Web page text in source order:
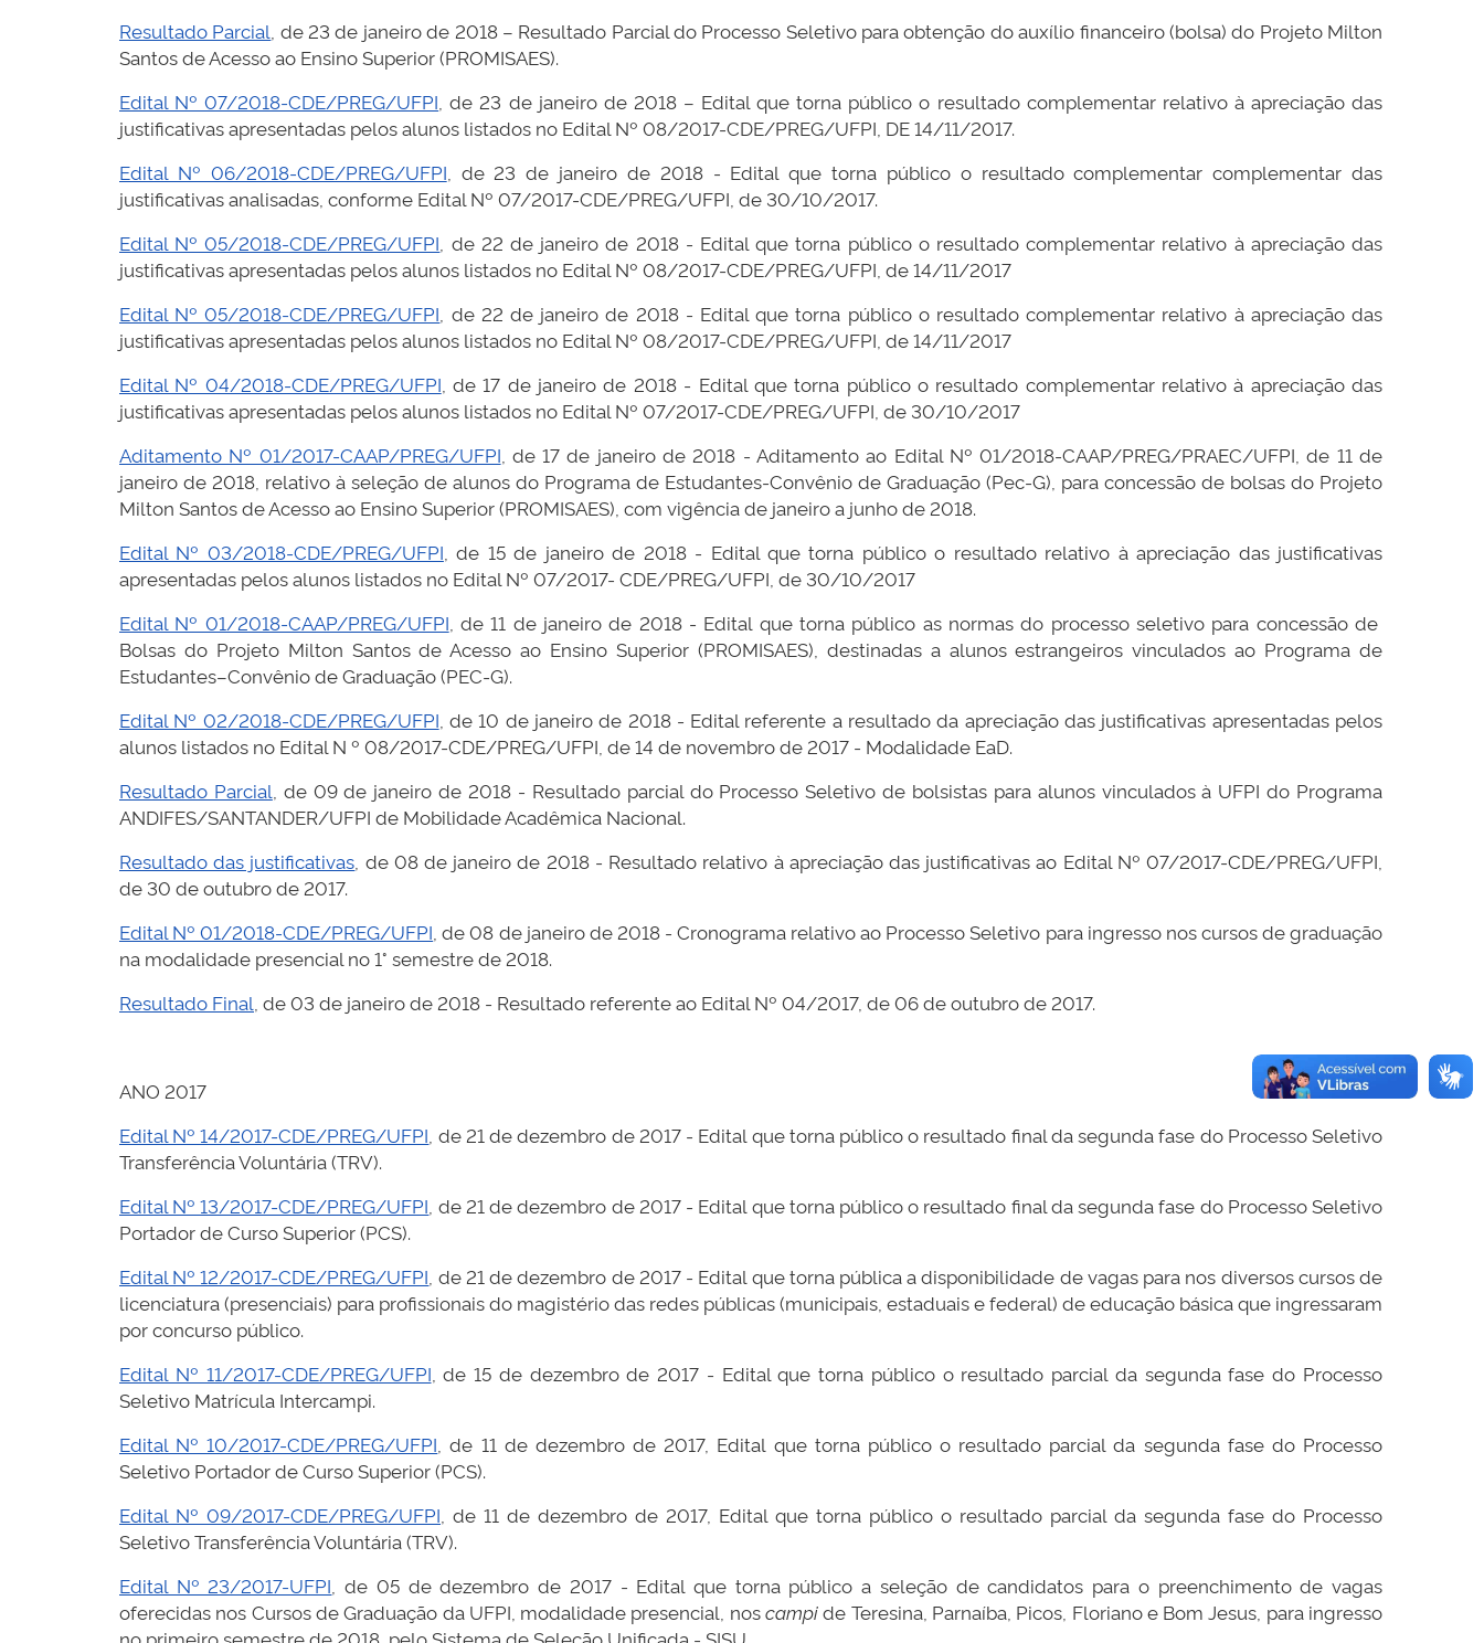
Resultado Parcial , de 23 de janeiro de 2018 – Resultado Parcial do Processo Seletivo para obtenção do auxílio financeiro (bolsa) do Projeto Milton
Santos de Acesso ao Ensino Superior (PROMISAES).
Edital Nº 07/2018-CDE/PREG/UFPI , de 23 de janeiro de 2018 – Edital que torna público o resultado complementar relativo à apreciação das
justificativas apresentadas pelos alunos listados no Edital Nº 08/2017-CDE/PREG/UFPI, DE 14/11/2017.
Edital Nº 06/2018-CDE/PREG/UFPI , de 23 de janeiro de 2018 - Edital que torna público o resultado complementar complementar das
justificativas analisadas, conforme Edital Nº 07/2017-CDE/PREG/UFPI, de 30/10/2017.
Edital Nº 05/2018-CDE/PREG/UFPI , de 22 de janeiro de 2018 - Edital que torna público o resultado complementar relativo à apreciação das
justificativas apresentadas pelos alunos listados no Edital Nº 08/2017-CDE/PREG/UFPI, de 14/11/2017
Edital Nº 05/2018-CDE/PREG/UFPI , de 22 de janeiro de 2018 - Edital que torna público o resultado complementar relativo à apreciação das
justificativas apresentadas pelos alunos listados no Edital Nº 08/2017-CDE/PREG/UFPI, de 14/11/2017
Edital Nº 04/2018-CDE/PREG/UFPI , de 17 de janeiro de 2018 - Edital que torna público o resultado complementar relativo à apreciação das
justificativas apresentadas pelos alunos listados no Edital Nº 07/2017-CDE/PREG/UFPI, de 30/10/2017
Aditamento Nº 01/2017-CAAP/PREG/UFPI , de 17 de janeiro de 2018 - Aditamento ao Edital Nº 01/2018-CAAP/PREG/PRAEC/UFPI, de 11 de
janeiro de 2018, relativo à seleção de alunos do Programa de Estudantes-Convênio de Graduação (Pec-G), para concessão de bolsas do Projeto
Milton Santos de Acesso ao Ensino Superior (PROMISAES), com vigência de janeiro a junho de 2018.
Edital Nº 03/2018-CDE/PREG/UFPI , de 15 de janeiro de 2018 - Edital que torna público o resultado relativo à apreciação das justificativas
apresentadas pelos alunos listados no Edital Nº 07/2017- CDE/PREG/UFPI, de 30/10/2017
Edital Nº 01/2018-CAAP/PREG/UFPI , de 11 de janeiro de 2018 - Edital que torna público as normas do processo seletivo para concessão de
Bolsas do Projeto Milton Santos de Acesso ao Ensino Superior (PROMISAES), destinadas a alunos estrangeiros vinculados ao Programa de
Estudantes–Convênio de Graduação (PEC-G).
Edital Nº 02/2018-CDE/PREG/UFPI , de 10 de janeiro de 2018 - Edital referente a resultado da apreciação das justificativas apresentadas pelos
alunos listados no Edital N º 08/2017-CDE/PREG/UFPI, de 14 de novembro de 2017 - Modalidade EaD.
Resultado Parcial , de 09 de janeiro de 2018 - Resultado parcial do Processo Seletivo de bolsistas para alunos vinculados à UFPI do Programa
ANDIFES/SANTANDER/UFPI de Mobilidade Acadêmica Nacional.
Resultado das justificativas , de 08 de janeiro de 2018 - Resultado relativo à apreciação das justificativas ao Edital Nº 07/2017-CDE/PREG/UFPI,
de 30 de outubro de 2017.
Edital Nº 01/2018-CDE/PREG/UFPI , de 08 de janeiro de 2018 - Cronograma relativo ao Processo Seletivo para ingresso nos cursos de graduação
na modalidade presencial no 1° semestre de 2018.
Resultado Final , de 03 de janeiro de 2018 - Resultado referente ao Edital Nº 04/2017, de 06 de outubro de 2017.
ANO 2017
Edital Nº 14/2017-CDE/PREG/UFPI , de 21 de dezembro de 2017 - Edital que torna público o resultado final da segunda fase do Processo Seletivo
Transferência Voluntária (TRV).
Edital Nº 13/2017-CDE/PREG/UFPI , de 21 de dezembro de 2017 - Edital que torna público o resultado final da segunda fase do Processo Seletivo
Portador de Curso Superior (PCS).
Edital Nº 12/2017-CDE/PREG/UFPI , de 21 de dezembro de 2017 - Edital que torna pública a disponibilidade de vagas para nos diversos cursos de
licenciatura (presenciais) para profissionais do magistério das redes públicas (municipais, estaduais e federal) de educação básica que ingressaram
por concurso público.
Edital Nº 11/2017-CDE/PREG/UFPI , de 15 de dezembro de 2017 - Edital que torna público o resultado parcial da segunda fase do Processo
Seletivo Matrícula Intercampi.
Edital Nº 10/2017-CDE/PREG/UFPI , de 11 de dezembro de 2017, Edital que torna público o resultado parcial da segunda fase do Processo
Seletivo Portador de Curso Superior (PCS).
Edital Nº 09/2017-CDE/PREG/UFPI , de 11 de dezembro de 2017, Edital que torna público o resultado parcial da segunda fase do Processo
Seletivo Transferência Voluntária (TRV).
Edital Nº 23/2017-UFPI , de 05 de dezembro de 2017 - Edital que torna público a seleção de candidatos para o preenchimento de vagas
oferecidas nos Cursos de Graduação da UFPI, modalidade presencial, noscampide Teresina, Parnaíba, Picos, Floriano e Bom Jesus, para ingresso